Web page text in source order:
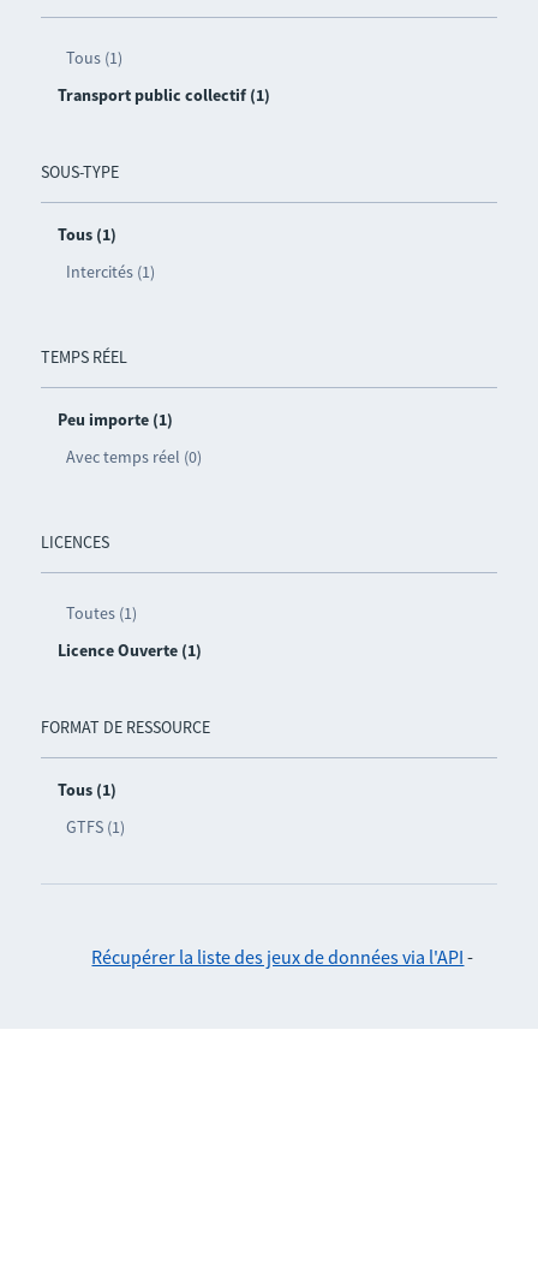
Tous (1)
Transport public collectif (1)
SOUS-TYPE
Tous (1)
Intercités (1)
TEMPS RÉEL
Peu importe (1)
Avec temps réel (0)
LICENCES
Toutes (1)
Licence Ouverte (1)
FORMAT DE RESSOURCE
Tous (1)
GTFS (1)
Récupérer la liste des jeux de données via l'API -